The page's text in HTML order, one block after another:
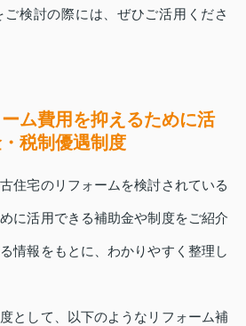
検討の際には、ぜひご活用くださ
ム費用を抑えるために活
税制優遇制度
住宅のリフォームを検討されている
に活用できる補助金や制度をご紹介
情報をもとに、わかりやすく整理し
として、以下のようなリフォーム補